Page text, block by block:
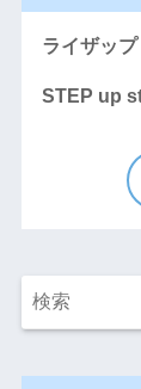
ライザッ
STEP up